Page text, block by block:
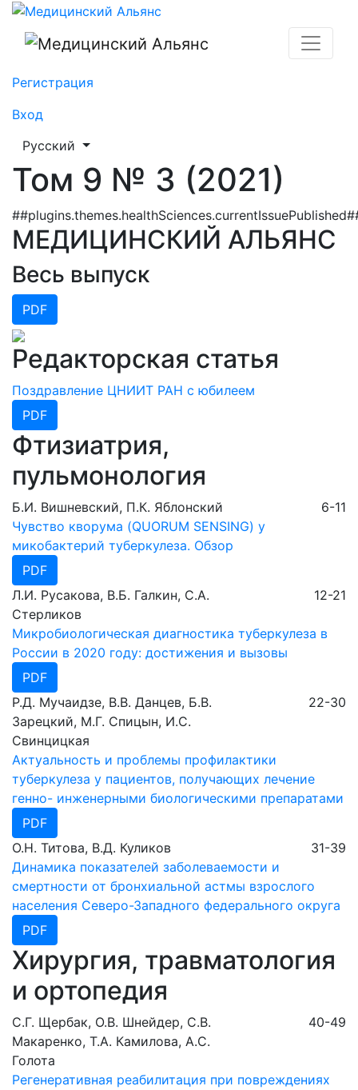
Том 9 № 3 (2021): МЕДИЦИНСКИЙ АЛЬЯНС
Регистрация
Вход
##plugins.themes.healthSciences.language.toggle##
Русский
Том 9 № 3 (2021)
МЕДИЦИНСКИЙ АЛЬЯНС
Весь выпуск
PDF
Редакторская статья
Поздравление ЦНИИТ РАН с юбилеем
PDF
Фтизиатрия,
пульмонология
Б.И. Вишневский, П.К. Яблонский
6-11
Чувство кворума (QUORUM SENSING) у
микобактерий туберкулеза. Обзор
PDF
Л.И. Русакова, В.Б. Галкин, С.А.
Стерликов
12-21
Микробиологическая диагностика туберкулеза в
России в 2020 году: достижения и вызовы
PDF
Р.Д. Мучаидзе, В.В. Данцев, Б.В.
Зарецкий, М.Г. Спицын, И.С.
Свинцицкая
22-30
Актуальность и проблемы профилактики
туберкулеза у пациентов, получающих лечение
генно- инженерными биологическими препаратами
PDF
О.Н. Титова, В.Д. Куликов
31-39
Динамика показателей заболеваемости и
смертности от бронхиальной астмы взрослого
населения Северо-Западного федерального округа
PDF
Хирургия, травматология
и ортопедия
С.Г. Щербак, О.В. Шнейдер, С.В.
Макаренко, Т.А. Камилова, А.С.
Голота
40-49
Регенеративная реабилитация при повреждениях